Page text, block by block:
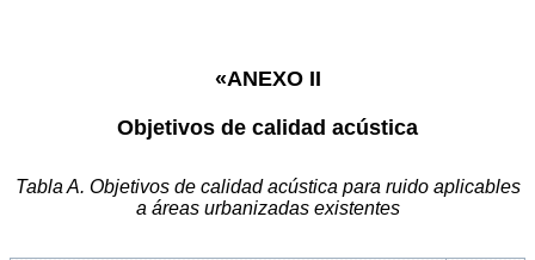
«ANEXO II
Objetivos de calidad acústica
Tabla A. Objetivos de calidad acústica para ruido aplicables
a áreas urbanizadas existentes